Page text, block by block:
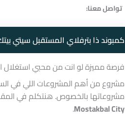
تواصل معنا:
كمبوند ذا بترفلاي المستقبل سيتي
فرصة مميزة لو انت من محبي استغلال
مشروع من أهم المشروعات اللي في
مشروعاتها بالخصوص. هنتكلم في
Mostakbal City
.